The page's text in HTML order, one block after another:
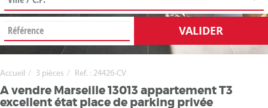
VALIDER
Accueil 3 pièces Ref. : 24426-CV
A vendre Marseille 13013 appartement T3
excellent état place de parking privée